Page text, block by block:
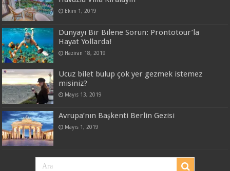
Ekim 1, 2019
Dünyayı Bir Bilene Sorun: Prontotour’la
Hayat Yollarda!
Haziran 18, 2019
Ucuz bilet bulup çok yer gezmek istemez
misiniz?
Mayıs 13, 2019
Avrupa’nın Başkenti Berlin Gezisi
Mayıs 1, 2019